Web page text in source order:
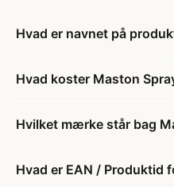
Hvad er navnet på
Hvad koster Maston
Hvilket mærke står bag
Hvad er EAN / Produktid